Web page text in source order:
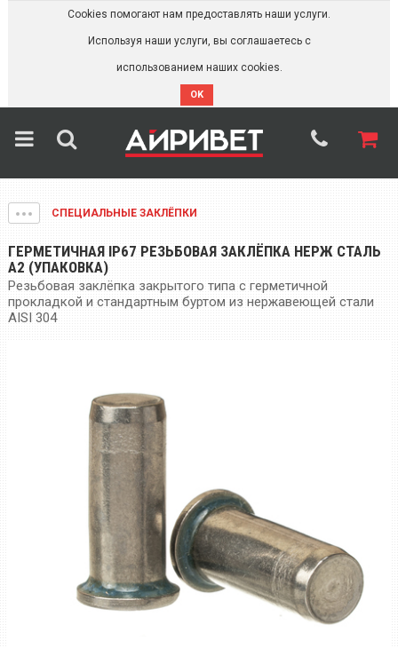
Cookies помогают нам предоставлять наши услуги.
Используя наши услуги, вы соглашаетесь с
использованием наших cookies.
OK
СПЕЦИАЛЬНЫЕ ЗАКЛЁПКИ
ГЕРМЕТИЧНАЯ IP67 РЕЗЬБОВАЯ ЗАКЛЁПКА НЕРЖ СТАЛЬ
А2 (УПАКОВКА)
Резьбовая заклёпка закрытого типа с герметичной
прокладкой и стандартным буртом из нержавеющей стали
AISI 304